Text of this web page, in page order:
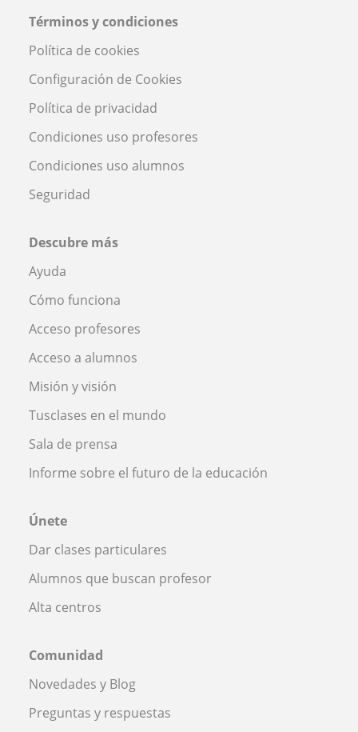
Términos y condiciones
Política de cookies
Configuración de Cookies
Política de privacidad
Condiciones uso profesores
Condiciones uso alumnos
Seguridad
Descubre más
Ayuda
Cómo funciona
Acceso profesores
Acceso a alumnos
Misión y visión
Tusclases en el mundo
Sala de prensa
Informe sobre el futuro de la educación
Únete
Dar clases particulares
Alumnos que buscan profesor
Alta centros
Comunidad
Novedades y Blog
Preguntas y respuestas